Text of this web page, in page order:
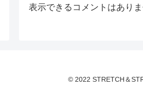
表示できるコメントはありま
© 2022 STRETCH＆